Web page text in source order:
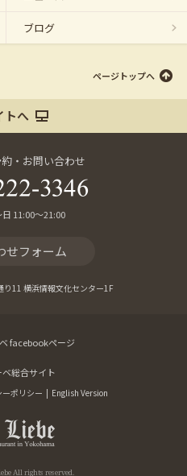
ブログ
ページトップへ
トへ
・お問い合わせ
11:00～21:00
せフォーム
11 横浜情報文化センター1F
facebookページ
総合サイト
ポリシー | English Version
All rights reserved.